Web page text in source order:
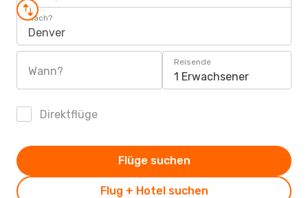
Nach?
Denver
Wann?
Reisende
1 Erwachsener
Direktflüge
Flug + Hotel suchen
Flüge suchen